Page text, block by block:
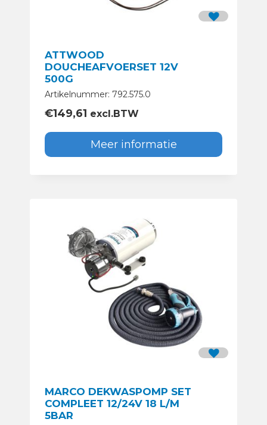
ATTWOOD
DOUCHEAFVOERSET 12V
500G
Artikelnummer: 792.575.0
€149,61 excl.BTW
Meer informatie
MARCO DEKWASPOMP SET
COMPLEET 12/24V 18 L/M
5BAR